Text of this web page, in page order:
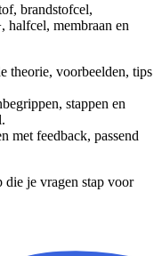
brandstofcel,
halfcel, membraan en
theorie, voorbeelden, tips
stappen en
.
met feedback, passend
je vragen stap voor